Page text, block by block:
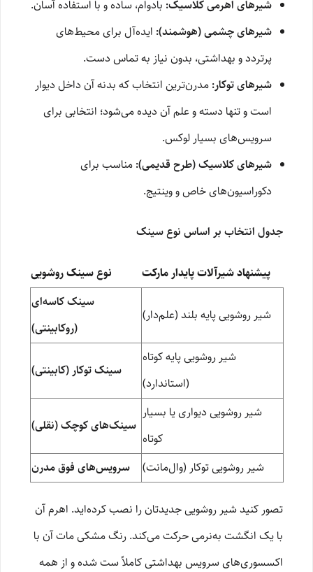
شیرهای اهرمی کلاسیک: بادوام، ساده و با استفاده آسان.
شیرهای چشمی (هوشمند): ایده‌آل برای محیط‌های
پرتردد و بهداشتی، بدون نیاز به تماس دست.
شیرهای توکار: مدرن‌ترین انتخاب که بدنه آن داخل دیوار
است و تنها دسته و علم آن دیده می‌شود؛ انتخابی برای
سرویس‌های بسیار لوکس.
شیرهای کلاسیک (طرح قدیمی): مناسب برای
دکوراسیون‌های خاص و وینتیج.
جدول انتخاب بر اساس نوع سینک
نوع سینک روشویی
پیشنهاد شیرآلات پایدار مارکت
سینک کاسه‌ای
(روکابینتی)
شیر روشویی پایه بلند (علم‌دار)
سینک توکار (کابینتی)
شیر روشویی پایه کوتاه
(استاندارد)
سینک‌های کوچک (نقلی)
شیر روشویی دیواری یا بسیار
کوتاه
سرویس‌های فوق مدرن
شیر روشویی توکار (وال‌مانت)
تصور کنید شیر روشویی جدیدتان را نصب کرده‌اید. اهرم آن
با یک انگشت به‌نرمی حرکت می‌کند. رنگ مشکی مات آن با
اکسسوری‌های سرویس بهداشتی کاملاً ست شده و از همه